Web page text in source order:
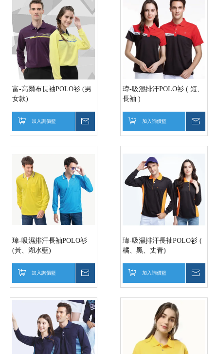
富-高爾布長袖POLO衫 (男
女款)
加入詢價籃
瑋-吸濕排汗POLO衫 ( 短、
長袖 )
加入詢價籃
瑋-吸濕排汗長袖POLO衫
(黃、湖水藍)
加入詢價籃
瑋-吸濕排汗長袖POLO衫 (
橘、黑、丈青)
加入詢價籃